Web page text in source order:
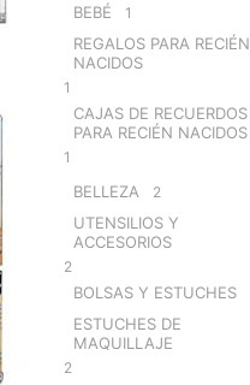
BEBÉ 1
REGALOS PARA RECIÉN
NACIDOS
1
CAJAS DE RECUERDOS
PARA RECIÉN NACIDOS
1
BELLEZA 2
UTENSILIOS Y
ACCESORIOS
2
BOLSAS Y ESTUCHES
ESTUCHES DE
MAQUILLAJE
2